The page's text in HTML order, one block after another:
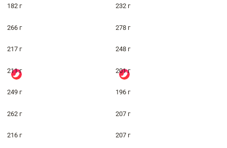
182 г 232 г
266 г 278 г
217 г 248 г
211 г 201 г
249 г 196 г
262 г 207 г
216 г 207 г